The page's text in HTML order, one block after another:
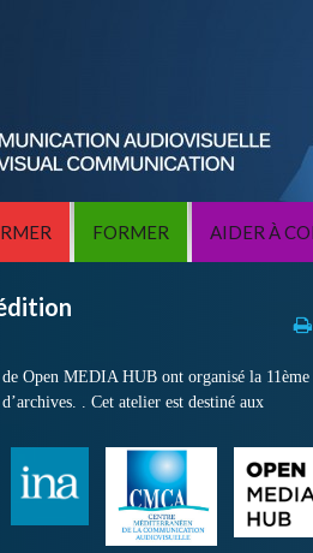
FORMER AIDER À
Open MEDIA HUB ont organisé la 11ème
. Cet atelier est destiné aux